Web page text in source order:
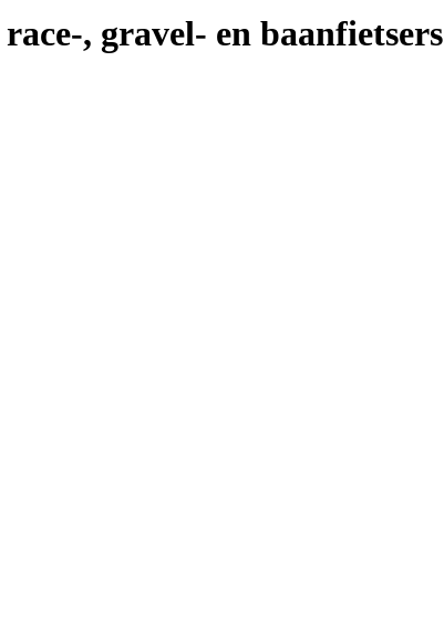
, gravel- en baanfietsers